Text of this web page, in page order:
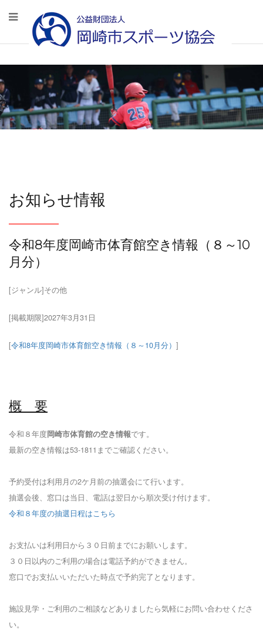
お知らせ情報
令和8年度岡崎市体育館空き情報（８～10
月分）
[ジャンル]その他
[掲載期限]2027年3月31日
[令和8年度岡崎市体育館空き情報（８～10月分） ]
概 要
令和８年度岡崎市体育館の空き情報です。
最新の空き情報は53-1811までご確認ください。
予約受付は利用月の2ケ月前の抽選会にて行います。
抽選会後、窓口は当日、電話は翌日から順次受け付けます。
令和８年度の抽選日程はこちら
お支払いは利用日から３０日前までにお願いします。
３０日以内のご利用の場合は電話予約ができません。
窓口でお支払いいただいた時点で予約完了となります。
施設見学・ご利用のご相談などありましたら気軽にお問い合わせくださ
い。